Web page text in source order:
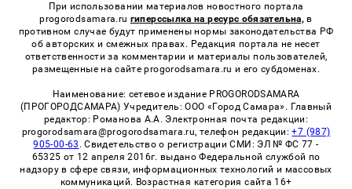
При использовании материалов новостного портала
progorodsamara.ru гиперссылка на ресурс обязательна, в
противном случае будут применены нормы законодательства РФ
об авторских и смежных правах. Редакция портала не несет
ответственности за комментарии и материалы пользователей,
размещенные на сайте progorodsamara.ru и его субдоменах.
Наименование: сетевое издание PROGORODSAMARA
(ПРОГОРОДСАМАРА) Учредитель: ООО «Город Самара». Главный
редактор: Романова А.А. Электронная почта редакции:
progorodsamara@progorodsamara.ru, телефон редакции:+7 (987)
905-00-63 . Свидетельство о регистрации СМИ: ЭЛ № ФС 77 -
65325 от 12 апреля 2016г. выдано Федеральной службой по
надзору в сфере связи, информационных технологий и массовых
коммуникаций. Возрастная категория сайта 16+